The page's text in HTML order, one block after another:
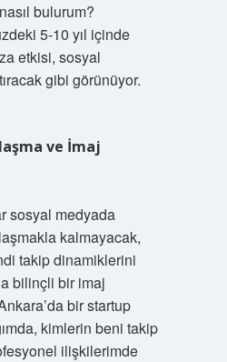
bulurum?
5-10 yıl içinde
etkisi, sosyal
gibi görünüyor.
ve İmaj
sosyal medyada
kalmayacak,
takip dinamiklerini
bilinçli bir imaj
bir startup
kimlerin beni takip
ilişkilerimde